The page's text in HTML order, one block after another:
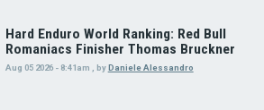
Hard Enduro World Ranking: Red Bull
Romaniacs Finisher Thomas Bruckner
Aug 05 2026 - 8:41am byDaniele Alessandro